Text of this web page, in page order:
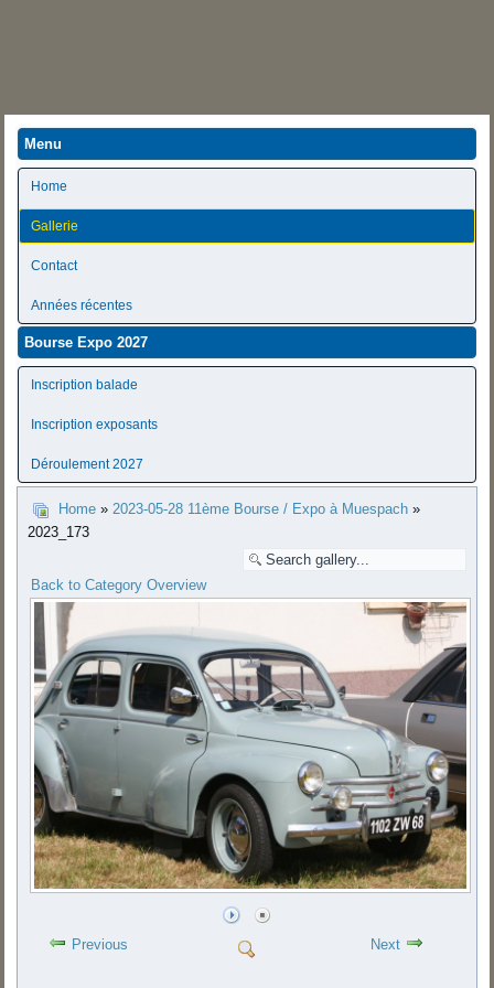
Menu
Home
Gallerie
Contact
Années récentes
Bourse Expo 2027
Inscription balade
Inscription exposants
Déroulement 2027
Home »2023-05-28 11ème Bourse / Expo à Muespach »
2023_173
Back to Category Overview
Previous Next